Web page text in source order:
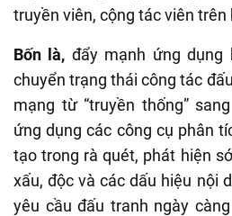
truyền viên, cộng tác viên
Bốn là, đẩy mạnh ứng dụng
chuyển trạng thái công tác
mạng từ “truyền thống”
ứng dụng các công cụ phân
tạo trong rà quét, phát hiện
xấu, độc và các dấu hiệu nội
yêu cầu đấu tranh ngày